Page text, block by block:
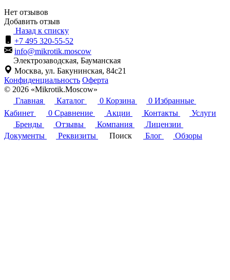
Нет отзывов
Добавить отзыв
Назад к списку
+7 495 320-55-52
info@mikrotik.moscow
Электрозаводская, Бауманская
Москва, ул. Бакунинская, 84с21
Конфиденциальность Оферта
© 2026 «Mikrotik.Moscow»
Главная
Каталог 0 Корзина 0 Избранные
Кабинет
0 Сравнение Акции Контакты
Услуги
Бренды
Отзывы Компания
Лицензии
Документы
Реквизиты Поиск Блог Обзоры